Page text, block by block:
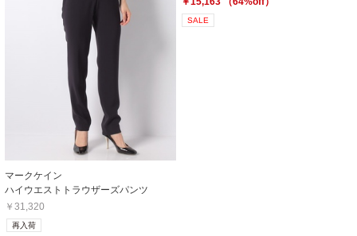
マークケイン
ハイウエストトラウザーズパンツ
￥31,320
再入荷
SALE